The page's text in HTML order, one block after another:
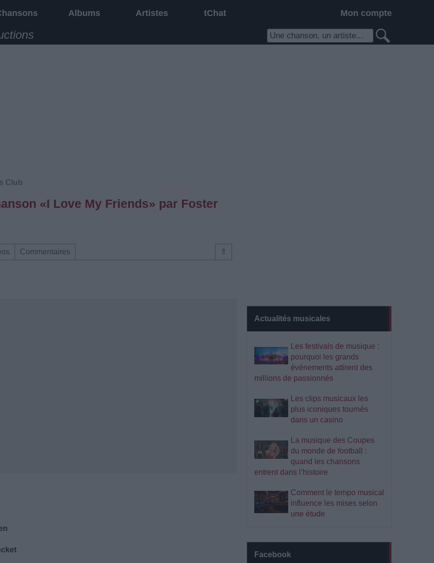
Albums Artistes tChat Mon compte
Actualités musicales
Les festivals de musique :
pourquoi les grands
événements attirent des
millions de passionnés
Les clips musicaux les
plus iconiques tournés
dans un casino
La musique des Coupes
du monde de football :
quand les chansons
entrent dans l’histoire
Comment le tempo musical
influence les mises selon
une étude
Facebook
Club
«I Love My Friends» par Foster
⇑
Commentaires